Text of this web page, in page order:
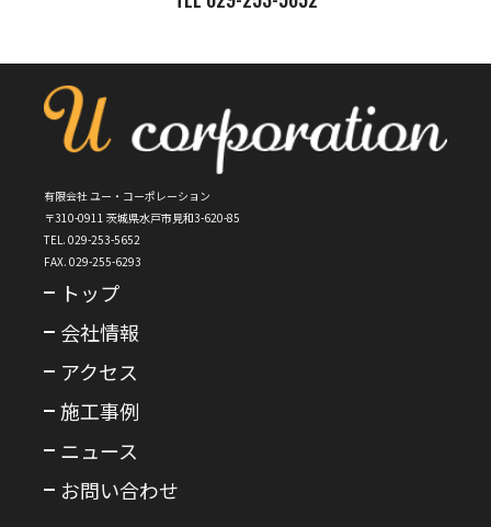
有限会社 ユー・コーポレーション
〒310-0911 茨城県水戸市見和3-620-85
TEL. 029-253-5652
FAX. 029-255-6293
トップ
会社情報
アクセス
施工事例
ニュース
お問い合わせ